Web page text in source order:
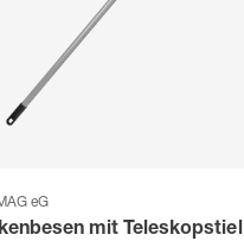
eG
mit Teleskopstiel